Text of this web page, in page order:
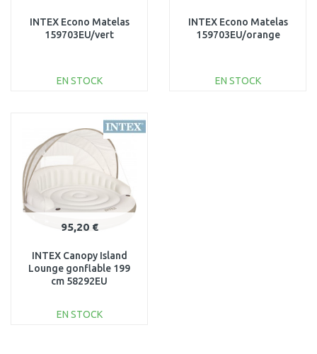
INTEX Econo Matelas
159703EU/vert
EN STOCK
Au comparatif
INTEX Econo Matelas
159703EU/orange
EN STOCK
95,20 €
INTEX Canopy Island
Lounge gonflable 199
cm 58292EU
EN STOCK